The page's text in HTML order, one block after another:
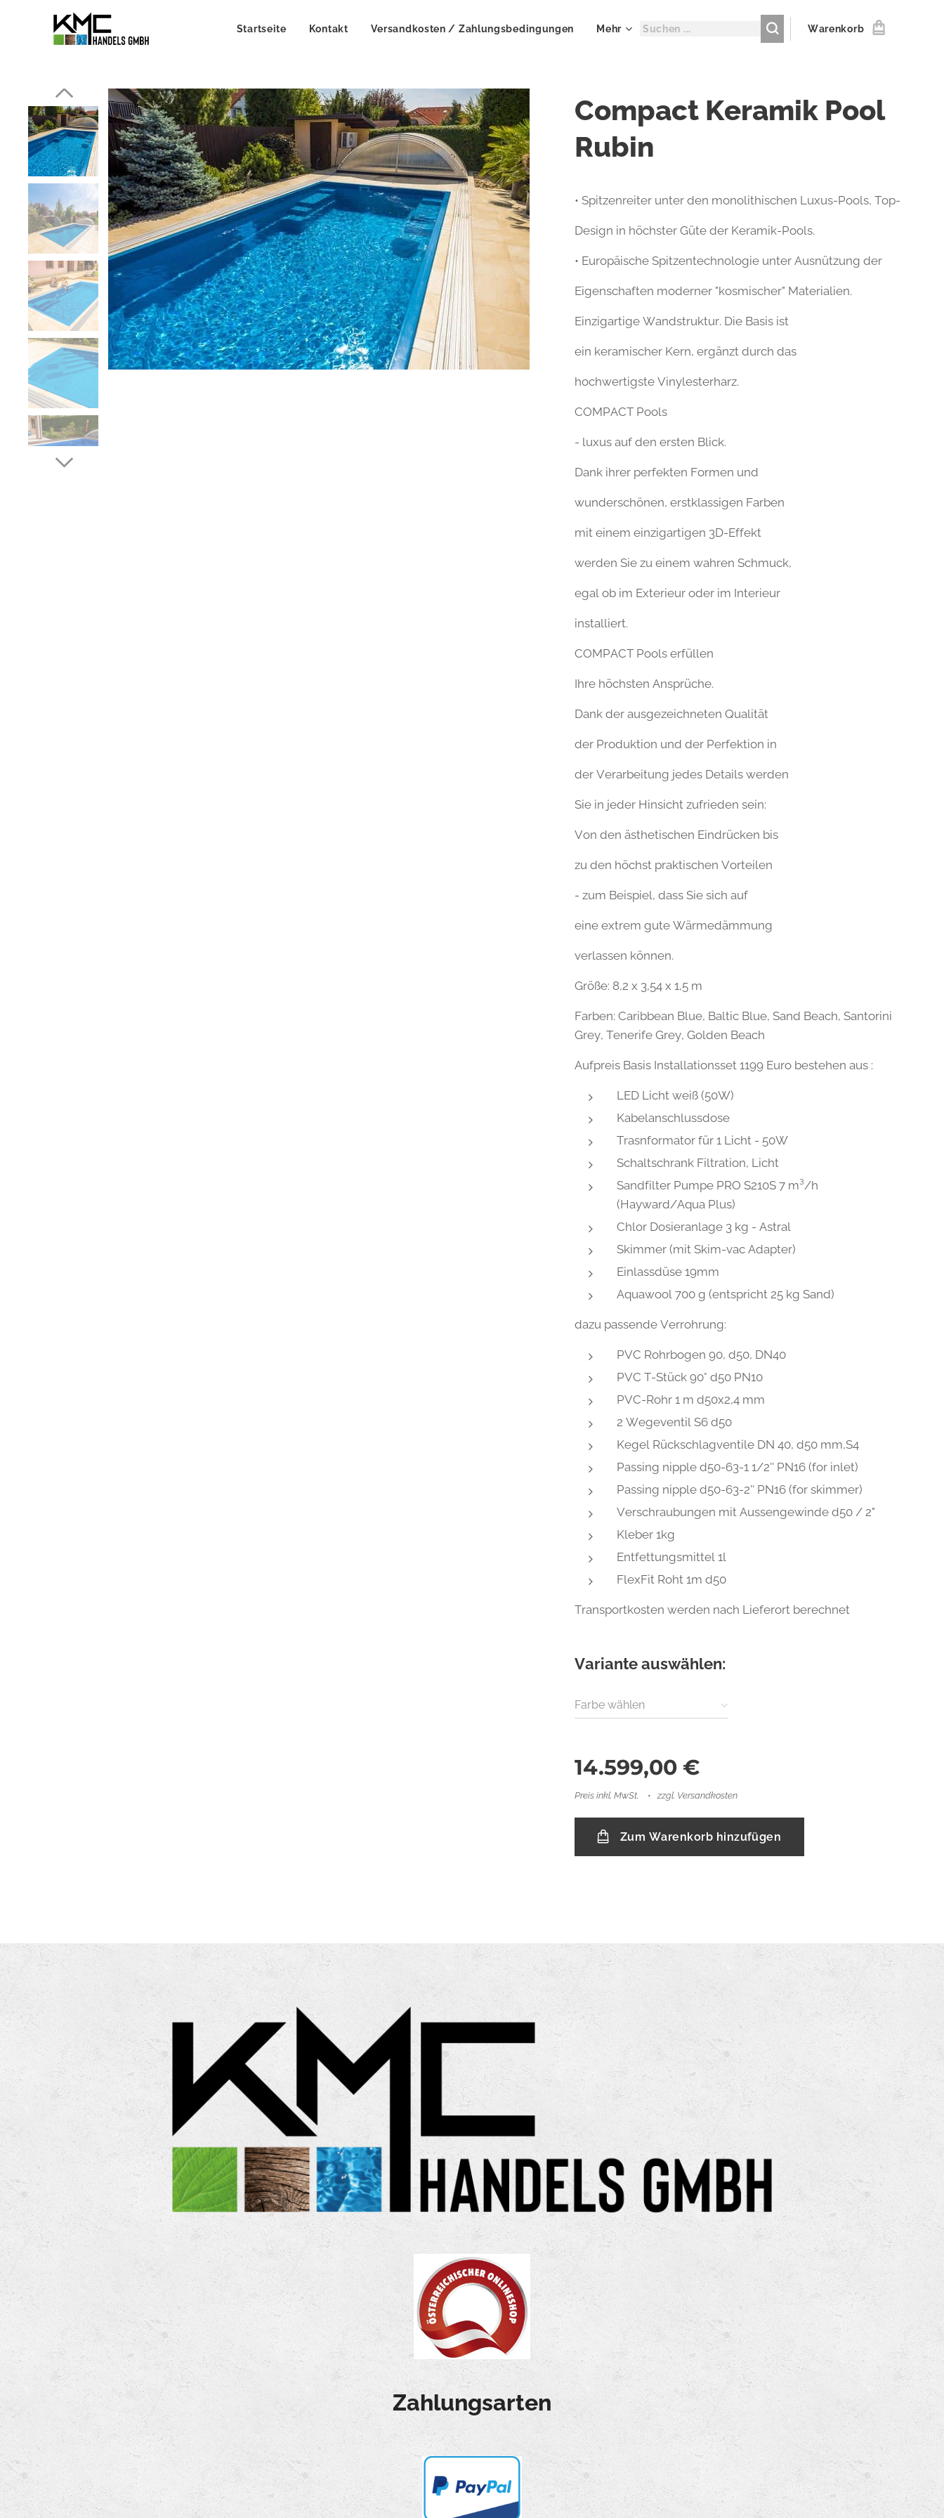
Startseite Kontakt Versandkosten / Zahlungsbedingungen Mehr Warenkorb
Compact Keramik Pool
Rubin
• Spitzenreiter unter den monolithischen Luxus-Pools, Top-
Design in höchster Güte der Keramik-Pools.
• Europäische Spitzentechnologie unter Ausnützung der
Eigenschaften moderner "kosmischer" Materialien.
Einzigartige Wandstruktur. Die Basis ist
ein keramischer Kern, ergänzt durch das
hochwertigste Vinylesterharz.
COMPACT Pools
- luxus auf den ersten Blick.
Dank ihrer perfekten Formen und
wunderschönen, erstklassigen Farben
mit einem einzigartigen 3D-Effekt
werden Sie zu einem wahren Schmuck,
egal ob im Exterieur oder im Interieur
installiert.
COMPACT Pools erfüllen
Ihre höchsten Ansprüche.
Dank der ausgezeichneten Qualität
der Produktion und der Perfektion in
der Verarbeitung jedes Details werden
Sie in jeder Hinsicht zufrieden sein:
Von den ästhetischen Eindrücken bis
zu den höchst praktischen Vorteilen
- zum Beispiel, dass Sie sich auf
eine extrem gute Wärmedämmung
verlassen können.
Größe: 8,2 x 3,54 x 1,5 m
Farben: Caribbean Blue, Baltic Blue, Sand Beach, Santorini
Grey, Tenerife Grey, Golden Beach
Aufpreis Basis Installationsset 1199 Euro bestehen aus :
LED Licht weiß (50W)
Kabelanschlussdose
Trasnformator für 1 Licht - 50W
Schaltschrank Filtration, Licht
Sandfilter Pumpe PRO S210S 7 m³/h
(Hayward/Aqua Plus)
Chlor Dosieranlage 3 kg - Astral
Skimmer (mit Skim-vac Adapter)
Einlassdüse 19mm
Aquawool 700 g (entspricht 25 kg Sand)
dazu passende Verrohrung:
PVC Rohrbogen 90, d50, DN40
PVC T-Stück 90° d50 PN10
PVC-Rohr 1 m d50x2,4 mm
2 Wegeventil S6 d50
Kegel Rückschlagventile DN 40, d50 mm,S4
Passing nipple d50-63-1 1/2'' PN16 (for inlet)
Passing nipple d50-63-2'' PN16 (for skimmer)
Verschraubungen mit Aussengewinde d50 / 2"
Kleber 1kg
Entfettungsmittel 1l
FlexFit Roht 1m d50
Transportkosten werden nach Lieferort berechnet
Variante auswählen:
Farbe wählen
14.599,00 €
Preis inkl. MwSt. zzgl. Versandkosten
Zum Warenkorb hinzufügen
Zahlungsarten